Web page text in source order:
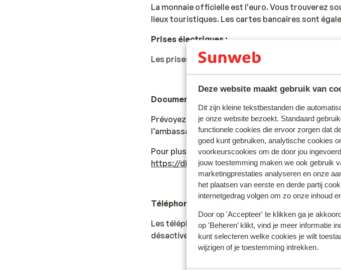
Deze website maakt gebruik van
Dit zijn kleine tekstbestanden die
je onze website bezoekt. Standaard
functionele cookies die ervoor zorgen dat
goed kunt gebruiken, analytische cookies
voorkeurscookies om de door jou
jouw toestemming maken we ook gebruik
marketingprestaties analyseren en onze
het plaatsen van eerste en derde partij
internetgedrag volgen om zo onze inhoud
Door op 'Accepteer' te klikken ga je
op 'Beheren’ klikt, vind je meer informatie
kunt selecteren welke cookies je wilt
wijzigen of je toestemming intrekken.
La monnaie officielle est l'euro. Vous trouverez
lieux touristiques. Les cartes bancaires sont
Prises électriques :
Les prises sont européennes et la tension de
Documents de voyage :
Prévoyez une carte d’identité ou un passeport
l’ambassade du pays pour connaître les
Pour plus d'informations :
https://diplomatie.belgium.be/fr/Services/
Téléphone :
Les téléphones portables européens
désactiver les données mobiles et d’activer le